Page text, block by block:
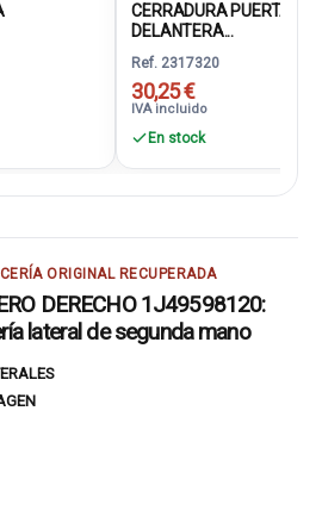
CERRADURA PUERTA
DELANTERA...
Ref. 2317320
30,25 €
IVA incluido
En stock
ORIGINAL RECUPERADA
DERECHO 1J49598120:
lateral de segunda mano